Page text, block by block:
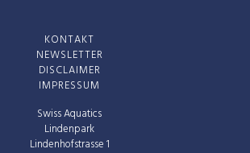
Swiss Aquatics
Lindenpark
Lindenhofstrasse 1
KONTAKT
NEWSLETTER
DISCLAIMER
IMPRESSUM